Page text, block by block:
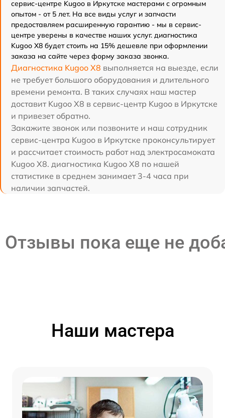
сервис-центре Kugoo в Иркутске мастерами с огромным
опытом - от 5 лет. На все виды услуг и запчасти
предоставляем расширенную гарантию - мы в сервис-
центре уверены в качестве наших услуг. диагностика
Kugoo X8 будет стоить на 15% дешевле при оформлении
заказа на сайте через форму заказа звонка.
Диагностика Kugoo X8 выполняется на выезде, если
не требует большого оборудования и длительного
времени ремонта. В таких случаях наш мастер
доставит Kugoo X8 в сервис-центр Kugoo в Иркутске
и привезет обратно.
Закажите звонок или позвоните и наш сотрудник
сервис-центра Kugoo в Иркутске проконсультирует
и рассчитает стоимость работ над электросамоката
Kugoo X8. диагностика Kugoo X8 по нашей
статистике в среднем занимает 3-4 часа при
наличии запчастей.
Отзывы пока еще не
Наши мастера